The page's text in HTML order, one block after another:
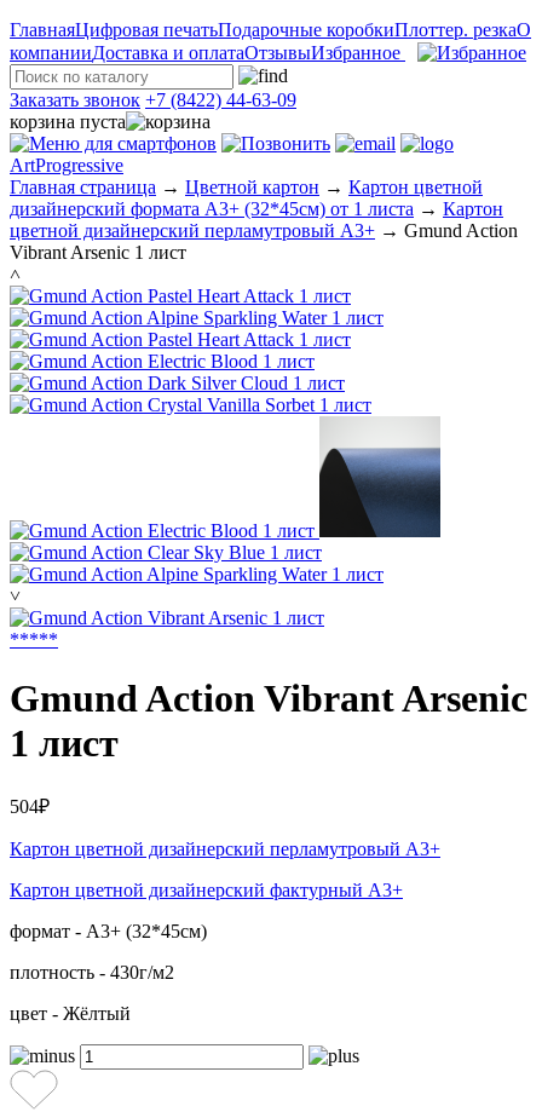
ГлавнаяЦифровая печатьПодарочные коробкиПлоттер. резкаО
компанииДоставка и оплатаОтзывыИзбранное
Заказать звонок +7 (8422) 44-63-09
корзина пуста
ArtProgressive
Главная страница → Цветной картон → Картон цветной
дизайнерский формата А3+ (32*45см) от 1 листа → Картон
цветной дизайнерский перламутровый А3+ → Gmund Action
Vibrant Arsenic 1 лист
˄
˅
*****
Gmund Action Vibrant Arsenic
1 лист
504₽
Картон цветной дизайнерский перламутровый А3+
Картон цветной дизайнерский фактурный А3+
формат - А3+ (32*45см)
плотность - 430г/м2
цвет - Жёлтый